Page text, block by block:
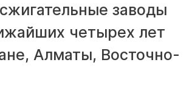
заводы
четырех лет
Алматы, Восточно-